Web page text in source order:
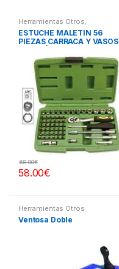
Herramientas Otros,
Herramientas De Mano,
Herramientas De Mano,
Maletines Herramientas,
Extractores, Compresímetros,
ESTUCHE MALETIN 56
PIEZAS CARRACA Y VASOS
58.00€
68.00€
Herramientas Otros
Ventosa Doble